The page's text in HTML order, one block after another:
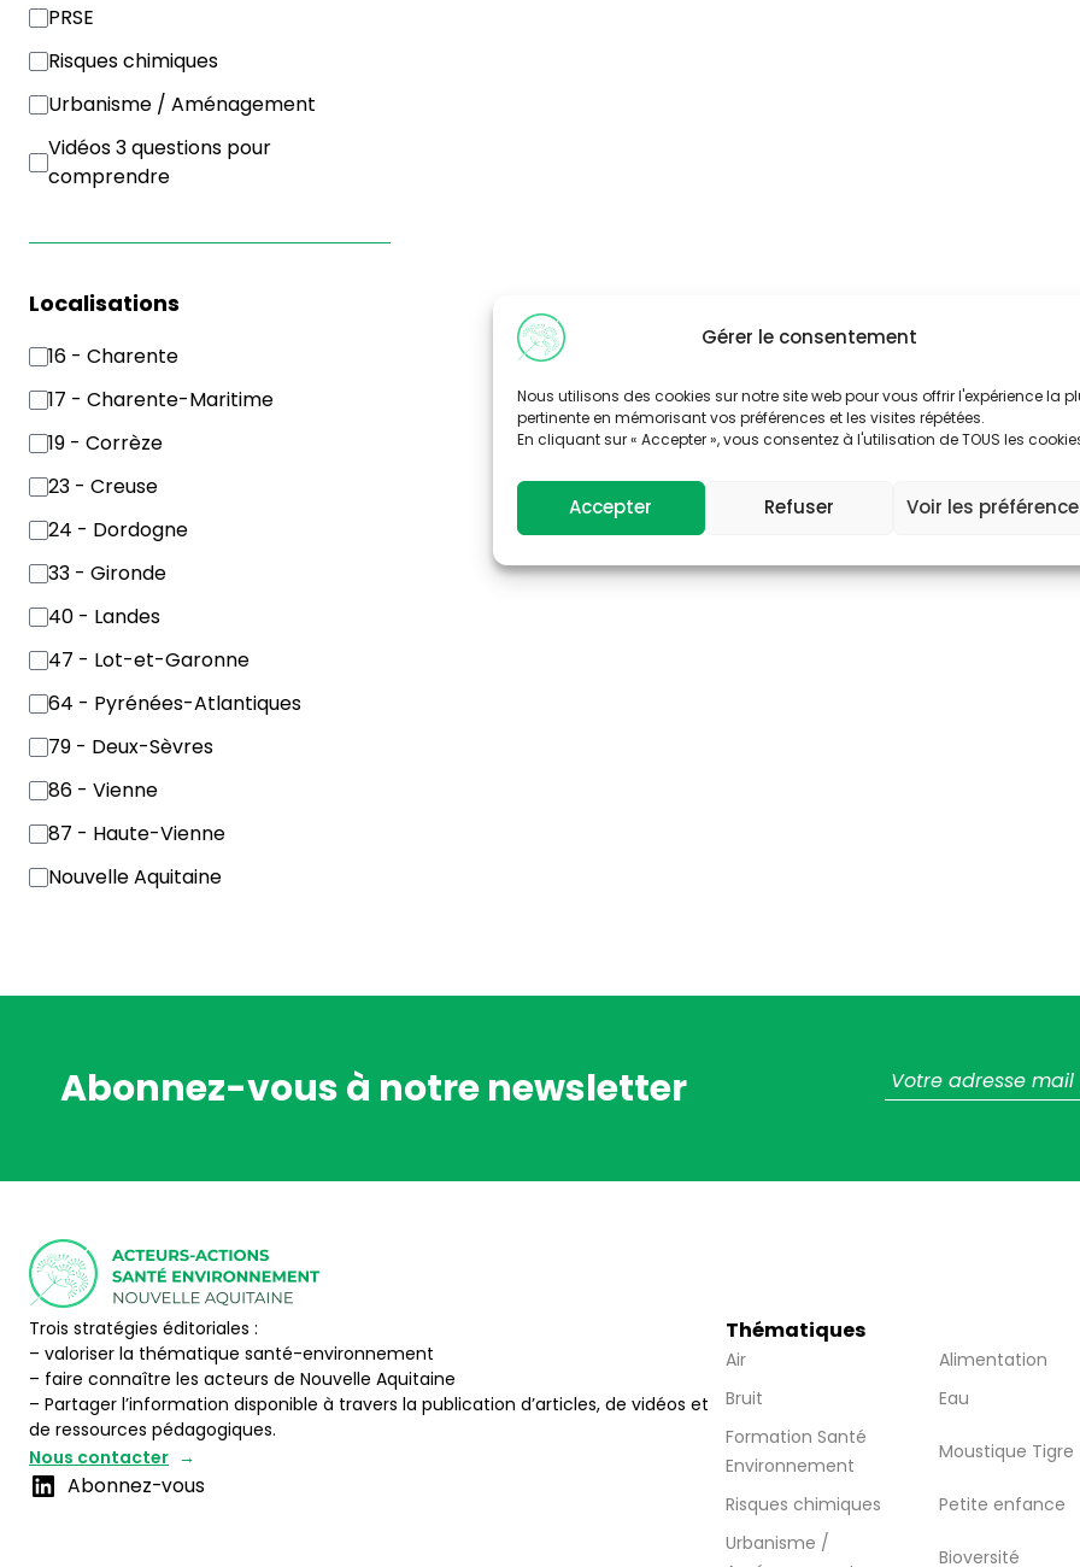
Gérer le consentement
Nous utilisons des cookies sur notre site web pour vous offrir l'expérience la
pertinente en mémorisant vos préférences et les visites répétées.
En cliquant sur « Accepter », vous consentez à l'utilisation de TOUS les
Accepter Refuser Voir les
PRSE
Risques chimiques
Urbanisme / Aménagement
Vidéos 3 questions pour
comprendre
Localisations
16 - Charente
17 - Charente-Maritime
19 - Corrèze
23 - Creuse
24 - Dordogne
33 - Gironde
40 - Landes
47 - Lot-et-Garonne
64 - Pyrénées-Atlantiques
79 - Deux-Sèvres
86 - Vienne
87 - Haute-Vienne
Nouvelle Aquitaine
Abonnez-vous à notre newsletter
Trois stratégies éditoriales :
– valoriser la thématique santé-environnement
– faire connaître les acteurs de Nouvelle Aquitaine
– Partager l’information disponible à travers la publication d’articles, de vidéos et
de ressources pédagogiques.
Nous contacter
Abonnez-vous
Thématiques
Air
Alimentation
Bruit
Eau
Formation Santé
Environnement
Moustique Tigre
Risques chimiques
Petite enfance
Urbanisme /
Bioversité